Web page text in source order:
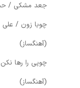
جعد مشکی /
چوبا زون /
(آهنگساز)
چوپی را رها
(آهنگساز)